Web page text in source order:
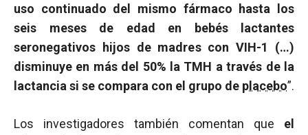
uso continuado del mismo fármaco hasta los
seis meses de edad en bebés lactantes
seronegativos hijos de madres con VIH-1 (…)
disminuye en más del 50% la TMH a través de la
lactancia si se compara con el grupo de placebo”.
Los investigadores también comentan que el